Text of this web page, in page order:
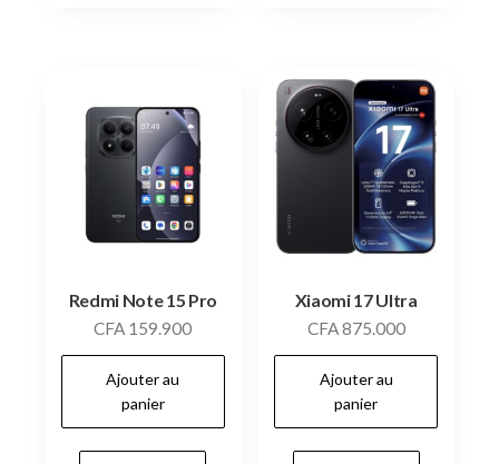
Redmi Note 15 Pro
CFA 159.900
Ajouter au
panier
Xiaomi 17 Ultra
CFA875.000
Ajouter au
panier